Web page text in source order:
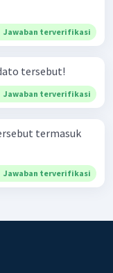
Jawaban terverifikasi
tersebut!
Jawaban terverifikasi
termasuk
Jawaban terverifikasi